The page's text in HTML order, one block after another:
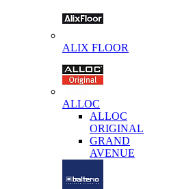
ALIX FLOOR
ALLOC
ALLOC
ORIGINAL
GRAND
AVENUE